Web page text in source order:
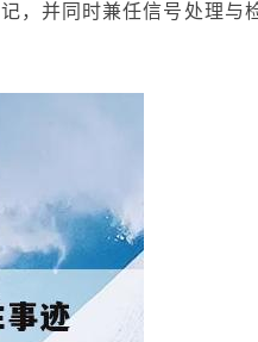
，并同时兼任信号处理与